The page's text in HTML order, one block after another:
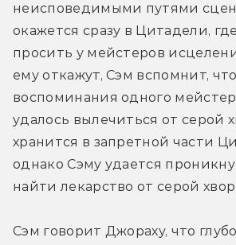
неисповедимыми путями
окажется сразу в Цитадели,
просить у мейстеров
ему откажут, Сэм вспомнит,
воспоминания одного
удалось вылечиться от серой
хранится в запретной части
однако Сэму удается
найти лекарство от серой
Сэм говорит Джораху, что